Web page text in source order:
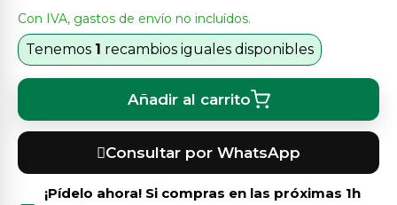
Con IVA, gastos de envío no incluídos.
Tenemos 1 recambios iguales disponibles
Añadir al carrito
Consultar por WhatsApp
¡Pídelo ahora! Si compras en las próximas 1h